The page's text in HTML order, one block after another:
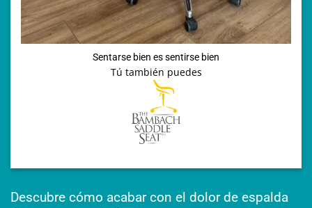
Sentarse bien es sentirse bien
Tú también puedes
Descubre cómo acabar con el dolor de espalda